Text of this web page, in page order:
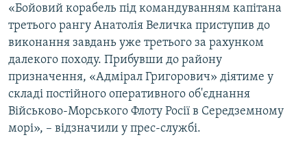
«Бойовий корабель під командуванням капітана
третього рангу Анатолія Величка приступив до
виконання завдань уже третього за рахунком
далекого походу. Прибувши до району
призначення, «Адмірал Григорович» діятиме у
складі постійного оперативного об'єднання
Військово-Морського Флоту Росії в Середземному
морі», – відзначили у прес-службі.